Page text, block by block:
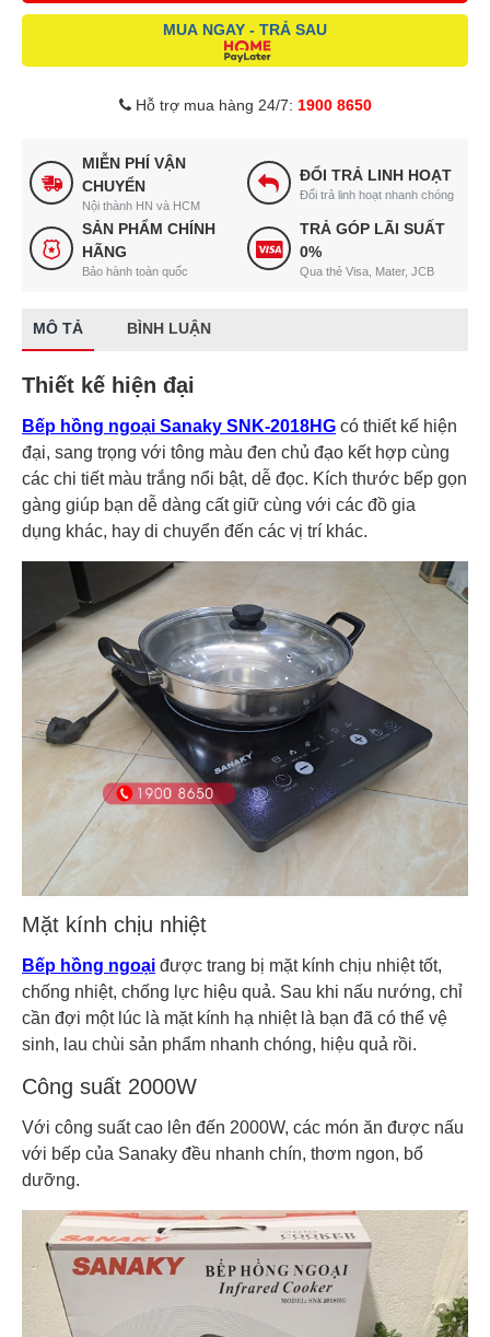
MUA NGAY - TRẢ SAU
Hỗ trợ mua hàng 24/7: 1900 8650
MIỄN PHÍ VẬN
CHUYỂN
Nội thành HN và HCM
ĐỔI TRẢ LINH HOẠT
Đổi trả linh hoạt nhanh chóng
SẢN PHẨM CHÍNH
HÃNG
Bảo hành toàn quốc
TRẢ GÓP LÃI SUẤT
0%
Qua thẻ Visa, Mater, JCB
MÔ TẢ BÌNH LUẬN
Thiết kế hiện đại
Bếp hồng ngoại Sanaky SNK-2018HG có thiết kế hiện
đại, sang trọng với tông màu đen chủ đạo kết hợp cùng
các chi tiết màu trắng nổi bật, dễ đọc. Kích thước bếp gọn
gàng giúp bạn dễ dàng cất giữ cùng với các đồ gia
dụng khác, hay di chuyển đến các vị trí khác.
Mặt kính chịu nhiệt
Bếp hồng ngoại được trang bị mặt kính chịu nhiệt tốt,
chống nhiệt, chống lực hiệu quả. Sau khi nấu nướng, chỉ
cần đợi một lúc là mặt kính hạ nhiệt là bạn đã có thể vệ
sinh, lau chùi sản phẩm nhanh chóng, hiệu quả rồi.
Công suất 2000W
Với công suất cao lên đến 2000W, các món ăn được nấu
với bếp của Sanaky đều nhanh chín, thơm ngon, bổ
dưỡng.